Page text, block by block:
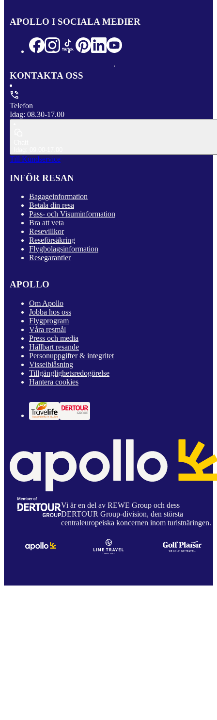
APOLLO I SOCIALA MEDIER
KONTAKTA OSS
Telefon
Idag: 08.30-17.00
Till Kundservice
INFÖR RESAN
Bagageinformation
Betala din resa
Pass- och Visuminformation
Bra att veta
Resevillkor
Reseförsäkring
Flygbolagsinformation
Resegarantier
APOLLO
Om Apollo
Jobba hos oss
Flygprogram
Våra resmål
Press och media
Hållbart resande
Personuppgifter & integritet
Visselblåsning
Tillgänglighetsredogörelse
Hantera cookies
Vi är en del av REWE Group och dess
DERTOUR Group-division, den största
centraleuropeiska koncernen inom turistnäringen.